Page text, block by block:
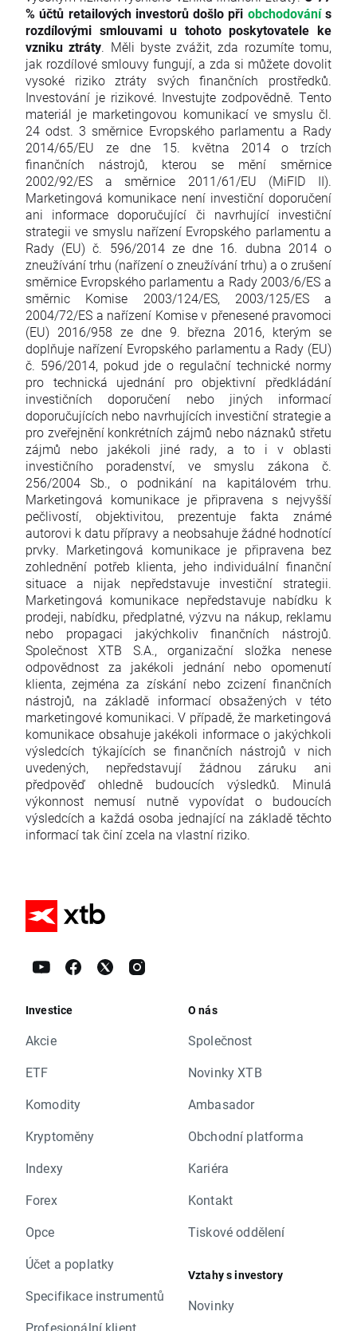
% účtů retailových investorů došlo při obchodovánís
rozdílovými smlouvami u tohoto poskytovatele ke
vzniku ztráty. Měli byste zvážit, zda rozumíte tomu,
jak rozdílové smlouvy fungují, a zda si můžete dovolit
vysoké riziko ztráty svých finančních prostředků.
Investování je rizikové. Investujte zodpovědně. Tento
materiál je marketingovou komunikací ve smyslu čl.
24 odst. 3 směrnice Evropského parlamentu a Rady
2014/65/EU ze dne 15. května 2014 o trzích
finančních nástrojů, kterou se mění směrnice
2002/92/ES a směrnice 2011/61/EU (MiFID II).
Marketingová komunikace není investiční doporučení
ani informace doporučující či navrhující investiční
strategii ve smyslu nařízení Evropského parlamentu a
Rady (EU) č. 596/2014 ze dne 16. dubna 2014 o
zneužívání trhu (nařízení o zneužívání trhu) a o zrušení
směrnice Evropského parlamentu a Rady 2003/6/ES a
směrnic Komise 2003/124/ES, 2003/125/ES a
2004/72/ES a nařízení Komise v přenesené pravomoci
(EU) 2016/958 ze dne 9. března 2016, kterým se
doplňuje nařízení Evropského parlamentu a Rady (EU)
č. 596/2014, pokud jde o regulační technické normy
pro technická ujednání pro objektivní předkládání
investičních doporučení nebo jiných informací
doporučujících nebo navrhujících investiční strategie a
pro zveřejnění konkrétních zájmů nebo náznaků střetu
zájmů nebo jakékoli jiné rady, a to i v oblasti
investičního poradenství, ve smyslu zákona č.
256/2004 Sb., o podnikání na kapitálovém trhu.
Marketingová komunikace je připravena s nejvyšší
pečlivostí, objektivitou, prezentuje fakta známé
autorovi k datu přípravy a neobsahuje žádné hodnotící
prvky. Marketingová komunikace je připravena bez
zohlednění potřeb klienta, jeho individuální finanční
situace a nijak nepředstavuje investiční strategii.
Marketingová komunikace nepředstavuje nabídku k
prodeji, nabídku, předplatné, výzvu na nákup, reklamu
nebo propagaci jakýchkoliv finančních nástrojů.
Společnost XTB S.A., organizační složka nenese
odpovědnost za jakékoli jednání nebo opomenutí
klienta, zejména za získání nebo zcizení finančních
nástrojů, na základě informací obsažených v této
marketingové komunikaci. V případě, že marketingová
komunikace obsahuje jakékoli informace o jakýchkoli
výsledcích týkajících se finančních nástrojů v nich
uvedených, nepředstavují žádnou záruku ani
předpověď ohledně budoucích výsledků. Minulá
výkonnost nemusí nutně vypovídat o budoucích
výsledcích a každá osoba jednající na základě těchto
informací tak činí zcela na vlastní riziko.
Investice
Akcie
ETF
Komodity
Kryptoměny
Indexy
Forex
Opce
Účet a poplatky
Specifikace instrumentů
Profesionální klient
O nás
Společnost
Novinky XTB
Ambasador
Obchodní platforma
Kariéra
Kontakt
Tiskové oddělení
Vztahy s investory
Novinky